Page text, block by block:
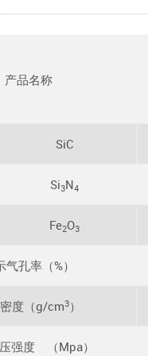
产品名称
SiC
Si3N4
Fe2O3
气孔率（%）
度（g/cm3）
强度 （Mpa）